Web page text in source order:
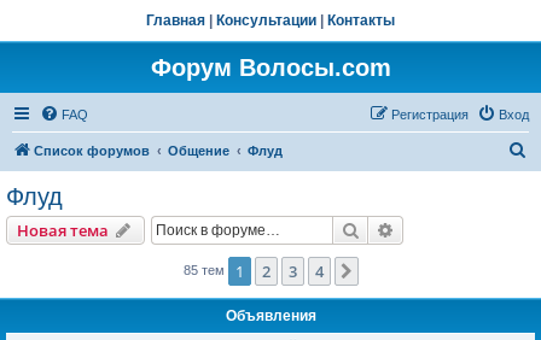
Главная Консультации Контакты
Форум Волосы.com
FAQ Вход
Регистрация
Список форумов Общение Флуд
Флуд
Новая тема Поиск
85 тем 1 2 3 4
Объявления